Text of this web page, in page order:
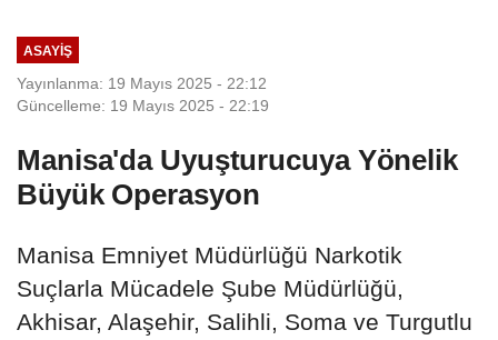
ASAYİŞ
Yayınlanma: 19 Mayıs 2025 - 22:12
Güncelleme: 19 Mayıs 2025 - 22:19
Manisa'da Uyuşturucuya Yönelik
Büyük Operasyon
Manisa Emniyet Müdürlüğü Narkotik
Suçlarla Mücadele Şube Müdürlüğü,
Akhisar, Alaşehir, Salihli, Soma ve Turgutlu